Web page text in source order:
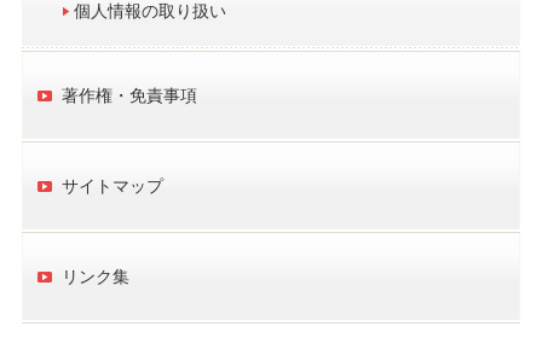
個人情報の取り扱い
著作権・免責事項
サイトマップ
リンク集